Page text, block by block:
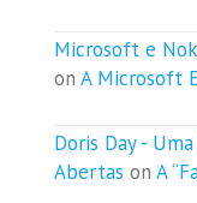
Microsoft e
on A Microsoft
Doris Day -
Abertas on A